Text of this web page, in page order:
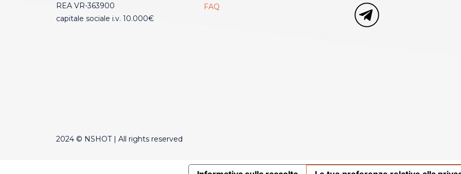
REA VR-363900
capitale sociale i.v. 10.000€
FAQ
2024 © NSHOT | All rights reserved